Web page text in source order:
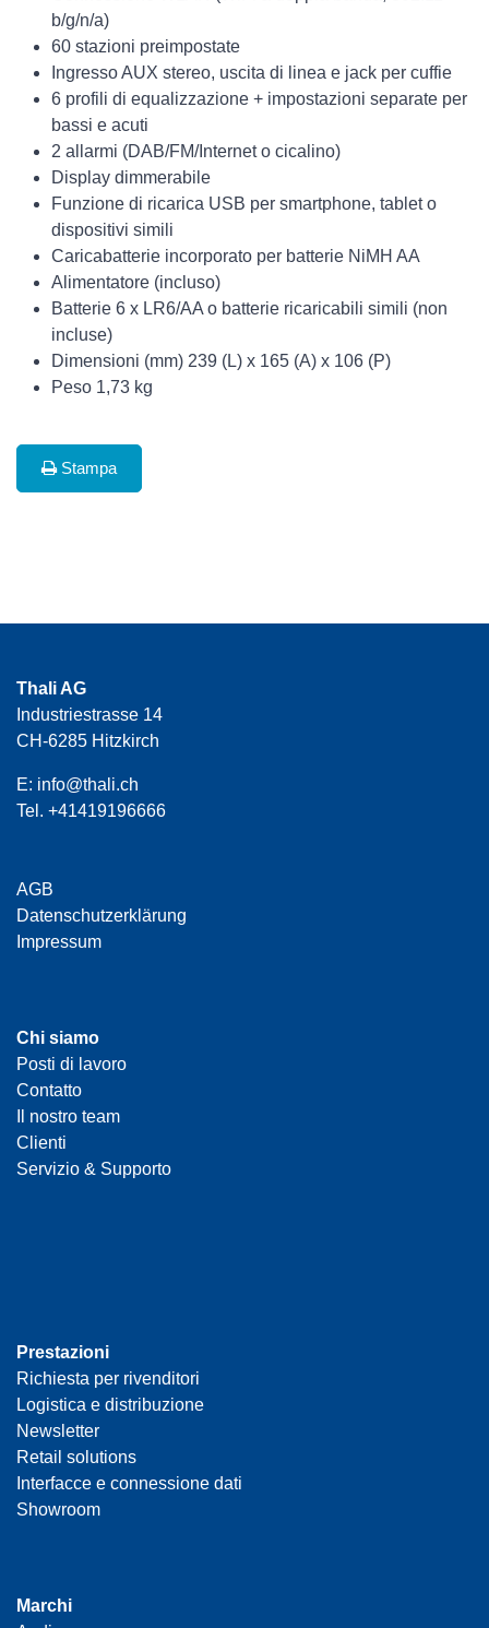
b/g/n/a)
60 stazioni preimpostate
Ingresso AUX stereo, uscita di linea e jack per cuffie
6 profili di equalizzazione + impostazioni separate per
bassi e acuti
2 allarmi (DAB/FM/Internet o cicalino)
Display dimmerabile
Funzione di ricarica USB per smartphone, tablet o
dispositivi simili
Caricabatterie incorporato per batterie NiMH AA
Alimentatore (incluso)
Batterie 6 x LR6/AA o batterie ricaricabili simili (non
incluse)
Dimensioni (mm) 239 (L) x 165 (A) x 106 (P)
Peso 1,73 kg
Stampa
Thali AG
Industriestrasse 14
CH-6285 Hitzkirch
E: info@thali.ch
Tel. +41419196666
AGB
Datenschutzerklärung
Impressum
Chi siamo
Posti di lavoro
Contatto
Il nostro team
Clienti
Servizio & Supporto
Prestazioni
Richiesta per rivenditori
Logistica e distribuzione
Newsletter
Retail solutions
Interfacce e connessione dati
Showroom
Marchi